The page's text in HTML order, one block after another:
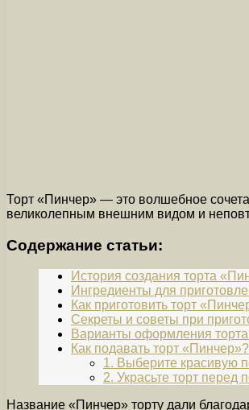
Торт «Пинчер» — это волшебное
великолепным внешним видом и
Содержание статьи:
История создания торта
Ингредиенты для
Как приготовить торт
Секреты и советы при
Варианты оформления
Как подавать торт «Пинчер»?
1. Выберите красивую
2. Украсьте торт перед
Название «Пинчер» торту дали